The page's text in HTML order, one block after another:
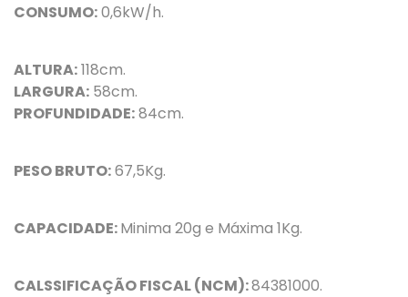
CONSUMO:0,6kW/h.
ALTURA:118cm.
LARGURA: 58cm.
PROFUNDIDADE:84cm.
PESO BRUTO:67,5Kg.
CAPACIDADE:Minima 20g e Máxima 1Kg.
CALSSIFICAÇÃO FISCAL (NCM):84381000.